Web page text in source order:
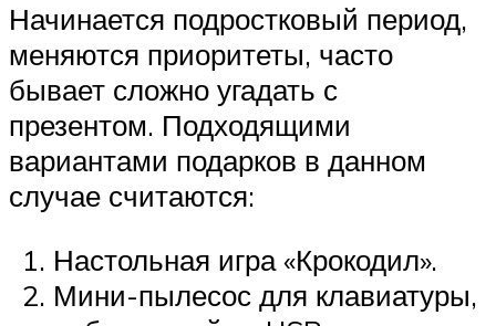
Начинается подростковый период,
меняются приоритеты, часто
бывает сложно угадать с
презентом. Подходящими
вариантами подарков в данном
случае считаются:
Настольная игра «Крокодил».
Мини-пылесос для клавиатуры,